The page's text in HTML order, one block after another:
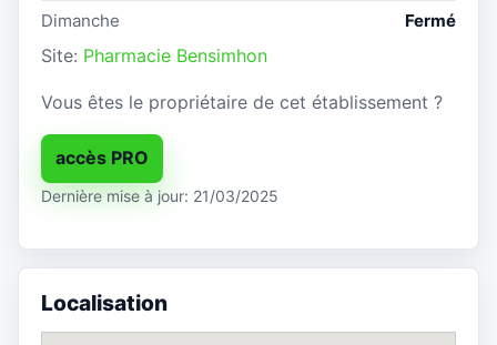
Dimanche
Fermé
Site: Pharmacie Bensimhon
Vous êtes le propriétaire de cet établissement ?
accès PRO
Dernière mise à jour: 21/03/2025
Localisation